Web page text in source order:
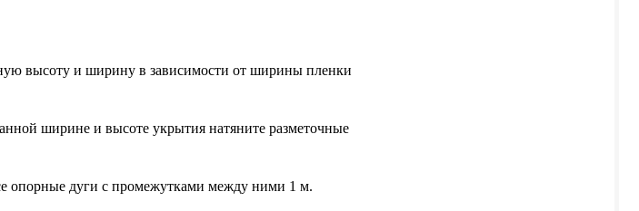
высоту и ширину в зависимости от ширины пленки
ширине и высоте укрытия натяните разметочные
опорные дуги с промежутками между ними 1 м.